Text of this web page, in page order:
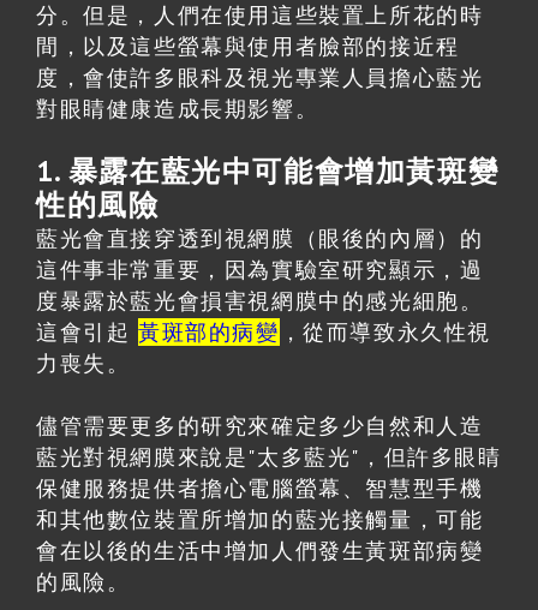
分。但是，人們在使用這些裝置上所花的時
間，以及這些螢幕與使用者臉部的接近程
度，會使許多眼科及視光專業人員擔心藍光
對眼睛健康造成長期影響。
1. 暴露在藍光中可能會增加黃斑變
性的風險
藍光會直接穿透到視網膜（眼後的內層）的
這件事非常重要，因為實驗室研究顯示，過
度暴露於藍光會損害視網膜中的感光細胞。
這會引起 黃斑部的病變 ，從而導致永久性視
力喪失。
儘管需要更多的研究來確定多少自然和人造
藍光對視網膜來說是"太多藍光"，但許多眼睛
保健服務提供者擔心電腦螢幕、智慧型手機
和其他數位裝置所增加的藍光接觸量，可能
會在以後的生活中增加人們發生黃斑部病變
的風險。